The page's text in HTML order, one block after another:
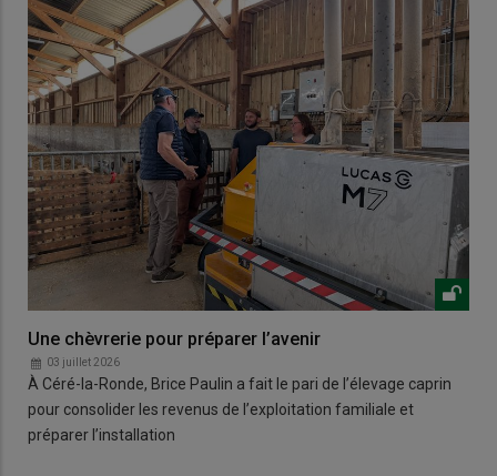
Une chèvrerie pour préparer l’avenir
03 juillet 2026
À Céré-la-Ronde, Brice Paulin a fait le pari de l’élevage caprin
pour consolider les revenus de l’exploitation familiale et
préparer l’installation